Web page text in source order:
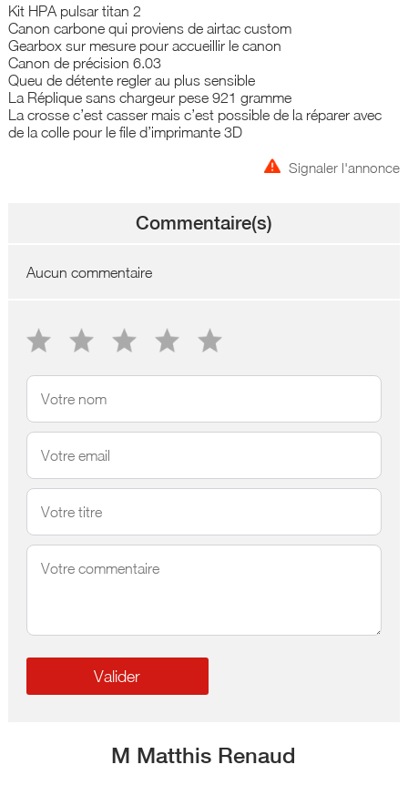
Kit HPA pulsar titan 2
Canon carbone qui proviens de airtac custom
Gearbox sur mesure pour accueillir le canon
Canon de précision 6.03
Queu de détente regler au plus sensible
La Réplique sans chargeur pese 921 gramme
La crosse c’est casser mais c’est possible de la réparer avec
de la colle pour le file d’imprimante 3D
Signaler l'annonce
Commentaire(s)
Aucun commentaire
M Matthis Renaud